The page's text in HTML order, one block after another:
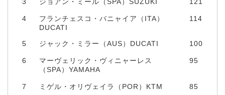
3 ジョアン・ミール（SPA）SUZUKI 121
4
フランチェスコ・バニャイア（ITA）
DUCATI
114
5 ジャック・ミラー（AUS）DUCATI 100
6
マーヴェリック・ヴィニャーレス
（SPA）YAMAHA
95
7 ミゲル・オリヴェイラ（POR）KTM 85